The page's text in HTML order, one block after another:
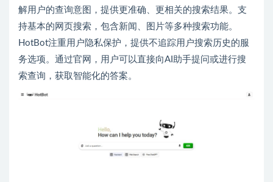
解用户的查询意图，提供更准确、更相关的搜索结果。支
持基本的网页搜索，包含新闻、图片等多种搜索功能。
HotBot注重用户隐私保护，提供不追踪用户搜索历史的服
务选项。通过官网，用户可以直接向AI助手提问或进行搜
索查询，获取智能化的答案。